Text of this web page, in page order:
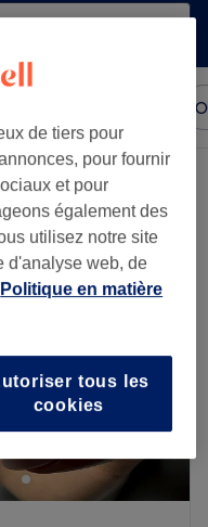
à Bas-Rhin
de tiers pour
pour fournir
et pour
également des
utilisez notre site
d'analyse web, de
Politique en matière
tous les
cookies